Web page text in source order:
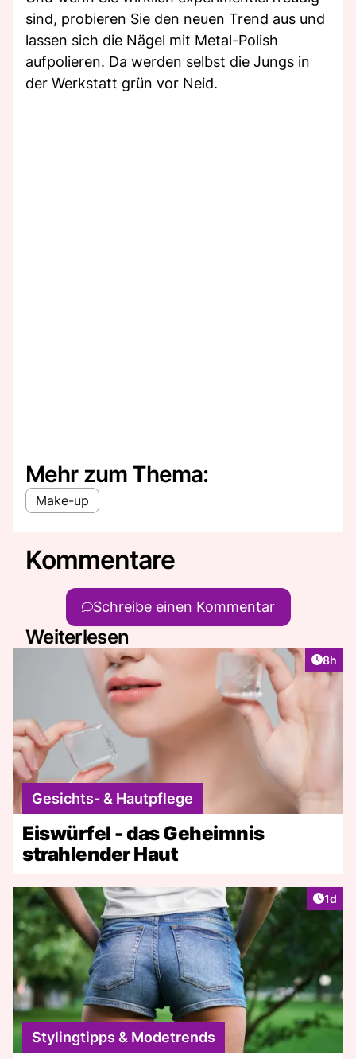
sind, probieren Sie den neuen Trend aus und
lassen sich die Nägel mit Metal-Polish
aufpolieren. Da werden selbst die Jungs in
der Werkstatt grün vor Neid.
Mehr zum Thema:
Make-up
Kommentare
Schreibe einen Kommentar
Weiterlesen
8h
Gesichts- & Hautpflege
Eiswürfel - das Geheimnis
strahlender Haut
1d
Stylingtipps & Modetrends